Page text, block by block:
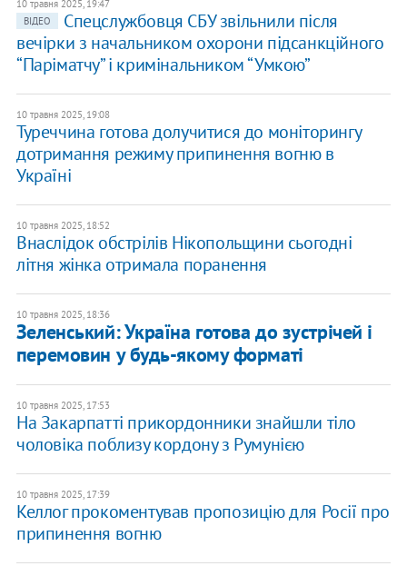
10 травня 2025, 19:47
ВІДЕО
Спецслужбовця СБУ звільнили після
вечірки з начальником охорони підсанкційного
“Паріматчу” і кримінальником “Умкою”
10 травня 2025, 19:08
Туреччина готова долучитися до моніторингу
дотримання режиму припинення вогню в
Україні
10 травня 2025, 18:52
Внаслідок обстрілів Нікопольщини сьогодні
літня жінка отримала поранення
10 травня 2025, 18:36
Зеленський: Україна готова до зустрічей і
перемовин у будь-якому форматі
10 травня 2025, 17:53
На Закарпатті прикордонники знайшли тіло
чоловіка поблизу кордону з Румунією
10 травня 2025, 17:39
Келлог прокоментував пропозицію для Росії про
припинення вогню